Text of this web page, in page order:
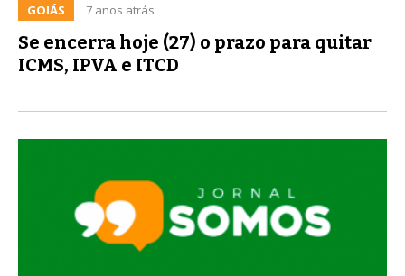
GOIÁS 7 anos atrás
Se encerra hoje (27) o prazo para quitar
ICMS, IPVA e ITCD